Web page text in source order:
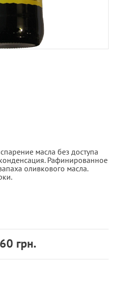
масла без доступа
Рафинированное
оливкового масла.
грн.